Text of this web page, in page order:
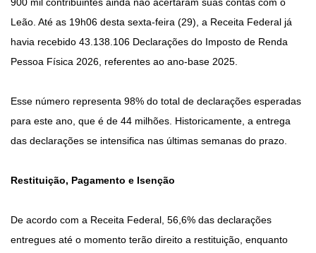
900 mil contribuintes ainda não acertaram suas contas com o
Leão. Até as 19h06 desta sexta-feira (29), a Receita Federal já
havia recebido 43.138.106 Declarações do Imposto de Renda
Pessoa Física 2026, referentes ao ano-base 2025.
Esse número representa 98% do total de declarações esperadas
para este ano, que é de 44 milhões. Historicamente, a entrega
das declarações se intensifica nas últimas semanas do prazo.
Restituição, Pagamento e Isenção
De acordo com a Receita Federal, 56,6% das declarações
entregues até o momento terão direito a restituição, enquanto